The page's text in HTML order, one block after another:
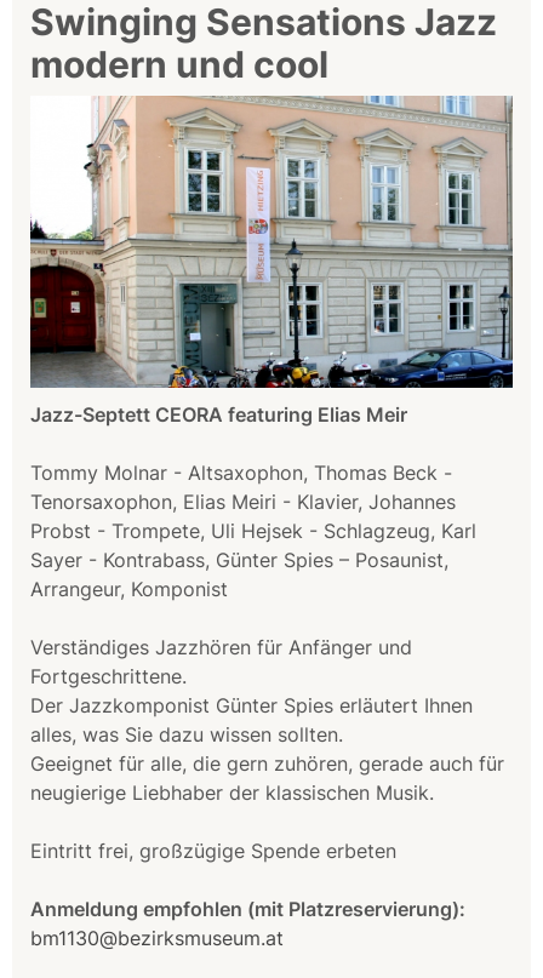
Swinging Sensations Jazz
modern und cool
Jazz-Septett CEORA featuring Elias Meir
Tommy Molnar - Altsaxophon, Thomas Beck -
Tenorsaxophon, Elias Meiri - Klavier, Johannes
Probst - Trompete, Uli Hejsek - Schlagzeug, Karl
Sayer - Kontrabass, Günter Spies – Posaunist,
Arrangeur, Komponist
Verständiges Jazzhören für Anfänger und
Fortgeschrittene.
Der Jazzkomponist Günter Spies erläutert Ihnen
alles, was Sie dazu wissen sollten.
Geeignet für alle, die gern zuhören, gerade auch für
neugierige Liebhaber der klassischen Musik.
Eintritt frei, großzügige Spende erbeten
Anmeldung empfohlen (mit Platzreservierung):
bm1130@bezirksmuseum.at